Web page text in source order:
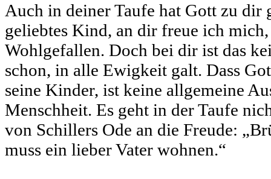
Auch in deiner Taufe hat Gott zu dir
geliebtes Kind, an dir freue ich
Wohlgefallen. Doch bei dir ist das
schon, in alle Ewigkeit galt. Dass
seine Kinder, ist keine allgemeine
Menschheit. Es geht in der Taufe
von Schillers Ode an die Freude:
muss ein lieber Vater wohnen.“